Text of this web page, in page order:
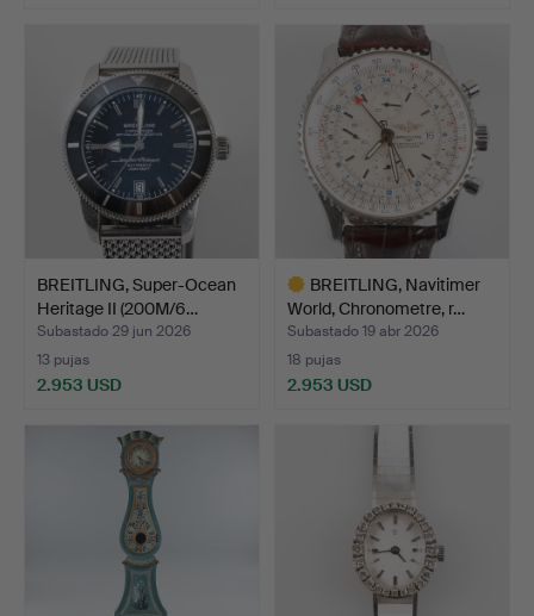
BREITLING, Super-Ocean
Heritage II (200M/6…
Subastado 29 jun 2026
13 pujas
2.953 USD
BREITLING, Navitimer
World, Chronometre, r…
Subastado 19 abr 2026
18 pujas
2.953 USD